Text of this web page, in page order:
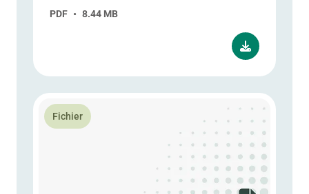
PDF • 8.44 MB
Fichier
En savoir plus Résultats pour le Q3 2025 -